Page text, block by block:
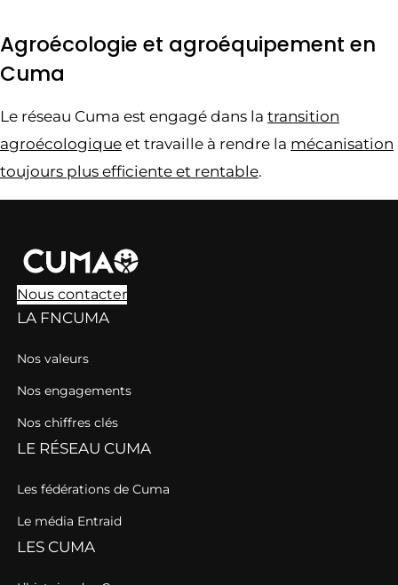
Agroécologie et agroéquipement en
Cuma
Le réseau Cuma est engagé dans la transition
agroécologique et travaille à rendre la mécanisation
toujours plus efficiente et rentable.
Nous contacter
LA FNCUMA
Nos valeurs
Nos engagements
Nos chiffres clés
LE RÉSEAU CUMA
Les fédérations de Cuma
Le média Entraid
LES CUMA